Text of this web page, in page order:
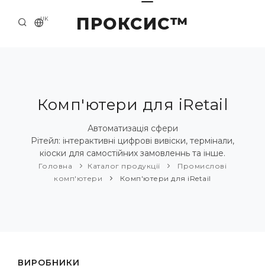
ПРОКСИС™
UK
ПРО НАС
ПРИКЛАДИ ТА РІШЕННЯ
КАТАЛОГ ПРОДУКЦІЇ
Комп'ютери для iRetail
Автоматизація сфери
Рітейл: інтерактивні цифрові вивіски, термінали,
кіоски для самостійних замовленнь та інше.
Головна Каталог продукції
Промислові
комп'ютери
Комп'ютери для iRetail
ВИРОБНИКИ